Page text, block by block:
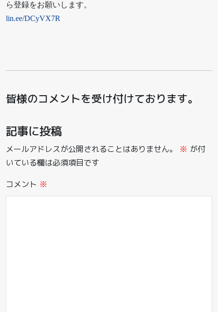
ら登録をお願いします。
lin.ee/DCyVX7R
皆様のコメントを受け付けております。
記事に投稿
メールアドレスが公開されることはありません。 ※ が付
いている欄は必須項目です
コメント ※